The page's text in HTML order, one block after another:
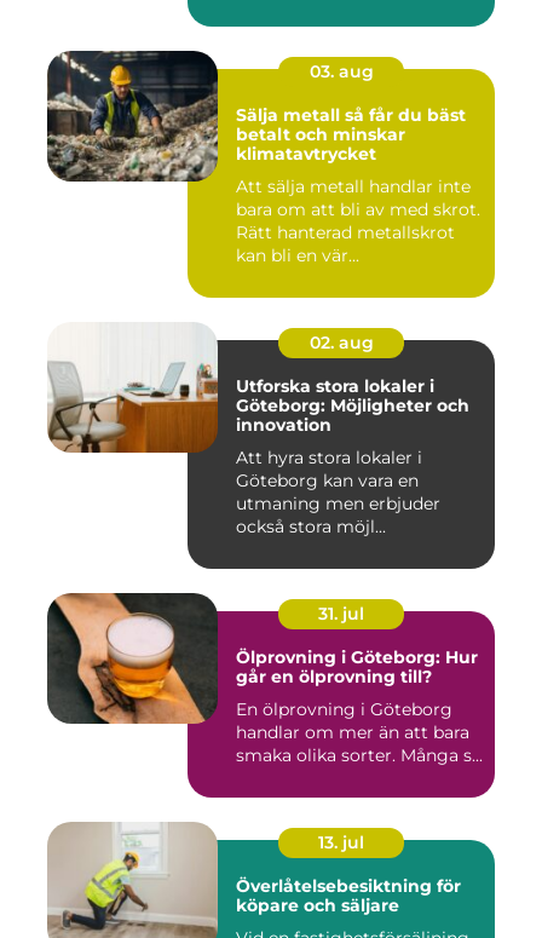
03. aug
Sälja metall så får du bäst
betalt och minskar
klimatavtrycket
Att sälja metall handlar inte
bara om att bli av med skrot.
Rätt hanterad metallskrot
kan bli en vär...
02. aug
Utforska stora lokaler i
Göteborg: Möjligheter och
innovation
Att hyra stora lokaler i
Göteborg kan vara en
utmaning men erbjuder
också stora möjl...
31. jul
Ölprovning i Göteborg: Hur
går en ölprovning till?
En ölprovning i Göteborg
handlar om mer än att bara
smaka olika sorter. Många s...
13. jul
Överlåtelsebesiktning för
köpare och säljare